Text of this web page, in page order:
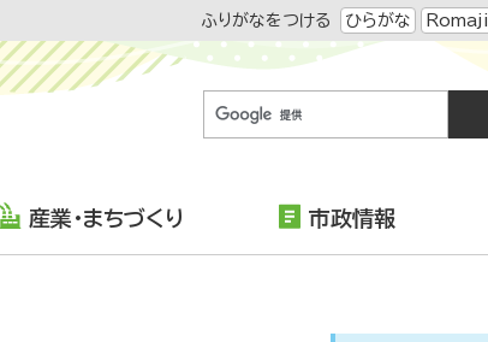
ふりがなをつける ひらがな Romaji
産業・まちづくり 市政情報